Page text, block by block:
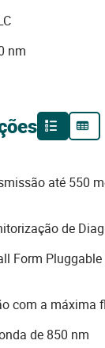
nm
até 550
de
Form
com a máxima
de 850 nm